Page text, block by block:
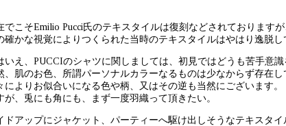
でこそEmilio Pucci氏のテキスタイルは復刻などされておりますが
確かな視覚によりつくられた当時のテキスタイルはやはり逸脱し
いえ、PUCCIのシャツに関しましては、初見ではどうも苦手意
、肌のお色、所謂パーソナルカラーなるものは少なからず存在し
によりお似合いになる色や柄、又はその逆も当然にございます。
が、兎にも角にも、まず一度羽織って頂きたい。
ドアップにジャケット、パーティーへ駆け出しそうなテキスタイ